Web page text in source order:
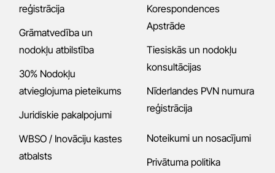
reģistrācija
Grāmatvedība un
nodokļu atbilstība
30% Nodokļu
atvieglojuma pieteikums
Juridiskie pakalpojumi
WBSO / Inovāciju kastes
atbalsts
Korespondences
Apstrāde
Tiesiskās un nodokļu
konsultācijas
Nīderlandes PVN numura
reģistrācija
Noteikumi un nosacījumi
Privātuma politika